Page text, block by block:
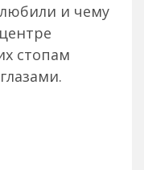
и чему
стопам